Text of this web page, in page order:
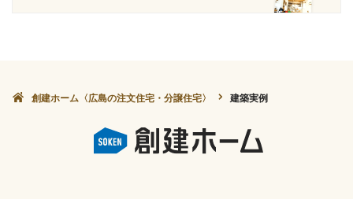
創建ホーム〈広島の注文住宅・分譲住宅〉 建築実例